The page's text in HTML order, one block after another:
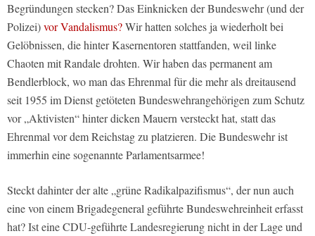
Begründungen stecken? Das Einknicken der Bundeswehr (und der
Polizei)vor Vandalismus?Wir hatten solches ja wiederholt bei
Gelöbnissen, die hinter Kasernentoren stattfanden, weil linke
Chaoten mit Randale drohten. Wir haben das permanent am
Bendlerblock, wo man das Ehrenmal für die mehr als dreitausend
seit 1955 im Dienst getöteten Bundeswehrangehörigen zum Schutz
vor „Aktivisten“ hinter dicken Mauern versteckt hat, statt das
Ehrenmal vor dem Reichstag zu platzieren. Die Bundeswehr ist
immerhin eine sogenannte Parlamentsarmee!
Steckt dahinter der alte „grüne Radikalpazifismus“, der nun auch
eine von einem Brigadegeneral geführte Bundeswehreinheit erfasst
hat? Ist eine CDU-geführte Landesregierung nicht in der Lage und